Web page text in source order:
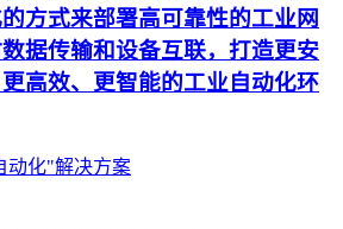
方式来部署高可靠性的工业网
据传输和设备互联，打造更安
高效、更智能的工业自动化环
动化"解决方案